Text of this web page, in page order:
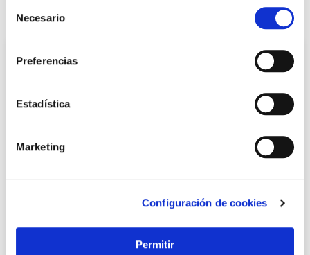
Necesario
Preferencias
Estadística
Marketing
Configuración de cookies
Permitir
También te puede interesar
TOP VENTAS